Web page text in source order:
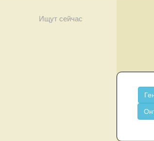
Ищут сейчас